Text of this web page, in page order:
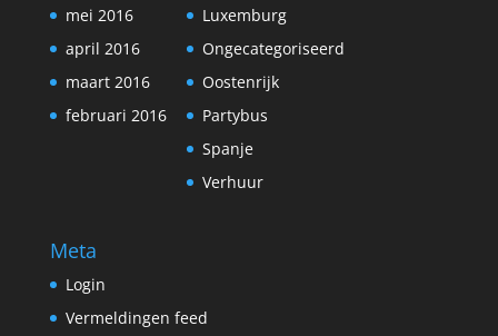
mei 2016
april 2016
maart 2016
februari 2016
Luxemburg
Ongecategoriseerd
Oostenrijk
Partybus
Spanje
Verhuur
Meta
Login
Vermeldingen feed